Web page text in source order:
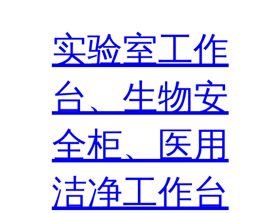
实验室工作
台、生物安
全柜、医用
洁净工作台